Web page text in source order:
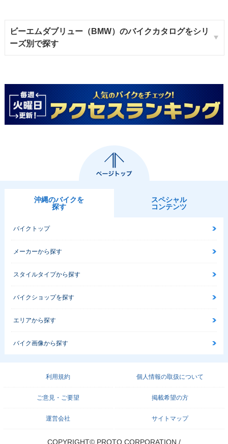
ビーエムダブリュー（BMW）のバイクカタログをシリ
ーズ別で探す
沖縄のバイクを
探す
スペシャル
コンテンツ
バイクトップ
メーカーから探す
スタイルタイプから探す
バイクショップを探す
エリアから探す
バイク画像から探す
利用規約 個人情報の取扱について
ご意見・ご要望 掲載希望の方
運営会社 サイトマップ
COPYRIGHT© PROTO CORPORATION./